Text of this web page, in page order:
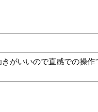
がいいので直感での操